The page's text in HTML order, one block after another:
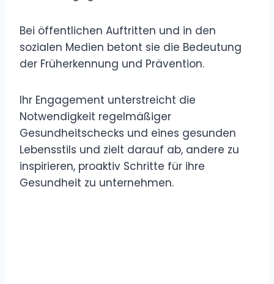
Bei öffentlichen Auftritten und in den
sozialen Medien betont sie die Bedeutung
der Früherkennung und Prävention.
Ihr Engagement unterstreicht die
Notwendigkeit regelmäßiger
Gesundheitschecks und eines gesunden
Lebensstils und zielt darauf ab, andere zu
inspirieren, proaktiv Schritte für ihre
Gesundheit zu unternehmen.